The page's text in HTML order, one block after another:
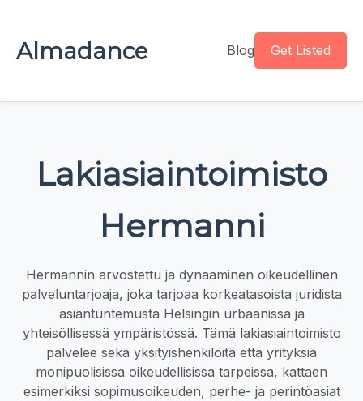
Almadance Blog Get Listed
Lakiasiaintoimisto
Hermanni
Hermannin arvostettu ja dynaaminen oikeudellinen
palveluntarjoaja, joka tarjoaa korkeatasoista juridista
asiantuntemusta Helsingin urbaanissa ja
yhteisöllisessä ympäristössä. Tämä lakiasiaintoimisto
palvelee sekä yksityishenkilöitä että yrityksiä
monipuolisissa oikeudellisissa tarpeissa, kattaen
esimerkiksi sopimusoikeuden, perhe- ja perintöasiat